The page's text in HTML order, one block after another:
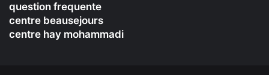
question frequente
centre beausejours
centre hay mohammadi